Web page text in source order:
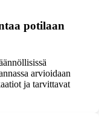
potilaan
arvioidaan
ja tarvittavat